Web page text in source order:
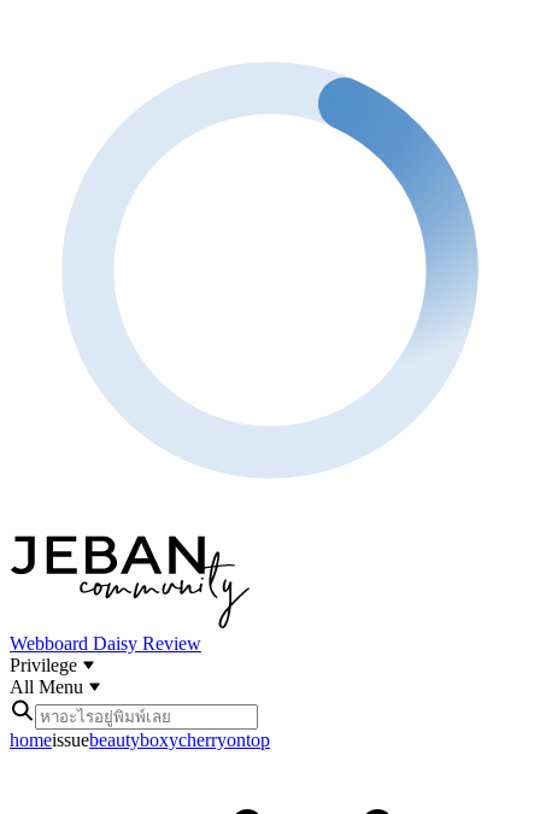
Webboard Daisy Review
Privilege
All Menu
homeissuebeautyboxycherryontop